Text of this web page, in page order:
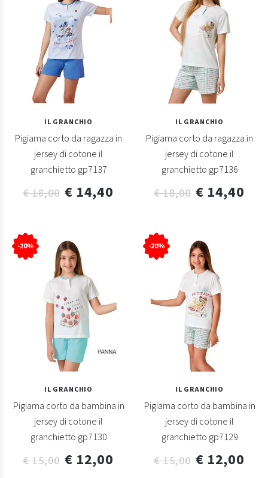
IL GRANCHIO
Pigiama corto da ragazza in
jersey di cotone il
granchietto gp7137
€ 18,00 € 14,40
IL GRANCHIO
Pigiama corto da ragazza in
jersey di cotone il
granchietto gp7136
€ 18,00 € 14,40
-20%
IL GRANCHIO
Pigiama corto da bambina in
jersey di cotone il
granchietto gp7130
€ 15,00 € 12,00
-20%
IL GRANCHIO
Pigiama corto da bambina in
jersey di cotone il
granchietto gp7129
€ 15,00 € 12,00